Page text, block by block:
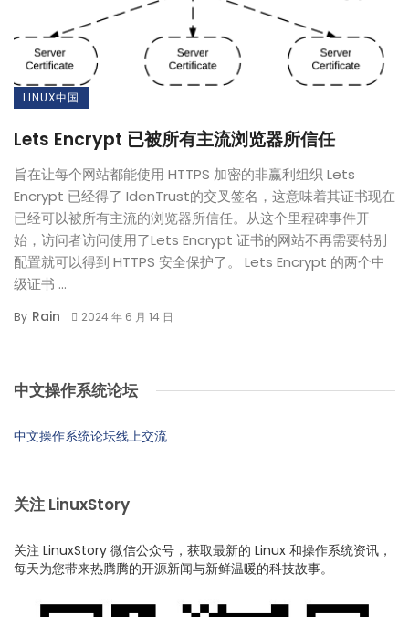
LINUX中国
Lets Encrypt 已被所有主流浏览器所信任
旨在让每个网站都能使用 HTTPS 加密的非赢利组织 Lets
Encrypt 已经得了 IdenTrust的交叉签名，这意味着其证书现在
已经可以被所有主流的浏览器所信任。从这个里程碑事件开
始，访问者访问使用了Lets Encrypt 证书的网站不再需要特别
配置就可以得到 HTTPS 安全保护了。 Lets Encrypt 的两个中
级证书 ...
By Rain 2024 年 6 月 14 日
中文操作系统论坛
中文操作系统论坛线上交流
关注 LinuxStory
关注 LinuxStory 微信公众号，获取最新的 Linux 和操作系统资讯，
每天为您带来热腾腾的开源新闻与新鲜温暖的科技故事。